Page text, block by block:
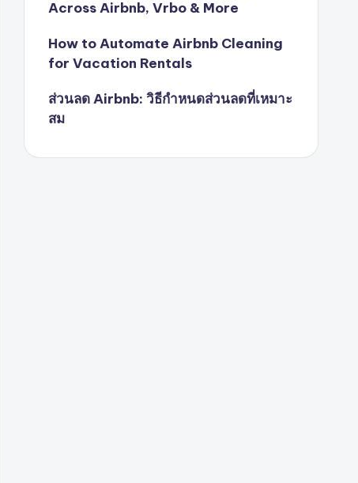
Across Airbnb, Vrbo & More
How to Automate Airbnb Cleaning
for Vacation Rentals
ส่วนลด Airbnb: วิธีกำหนดส่วนลดที่เหมาะ
สม